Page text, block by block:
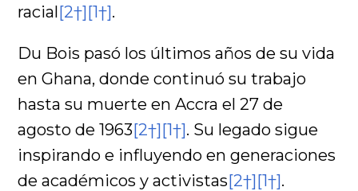
racial[2†][1†].
Du Bois pasó los últimos años de su vida
en Ghana, donde continuó su trabajo
hasta su muerte en Accra el 27 de
agosto de 1963[2†][1†]. Su legado sigue
inspirando e influyendo en generaciones
de académicos y activistas[2†][1†].